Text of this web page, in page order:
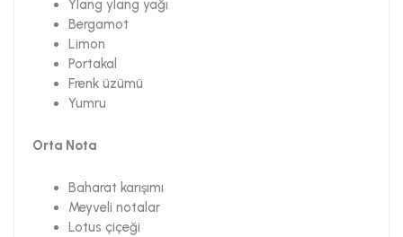
Ylang ylang yağı
Bergamot
Limon
Portakal
Frenk üzümü
Yumru
Orta Nota
Baharat karışımı
Meyveli notalar
Lotus çiçeği